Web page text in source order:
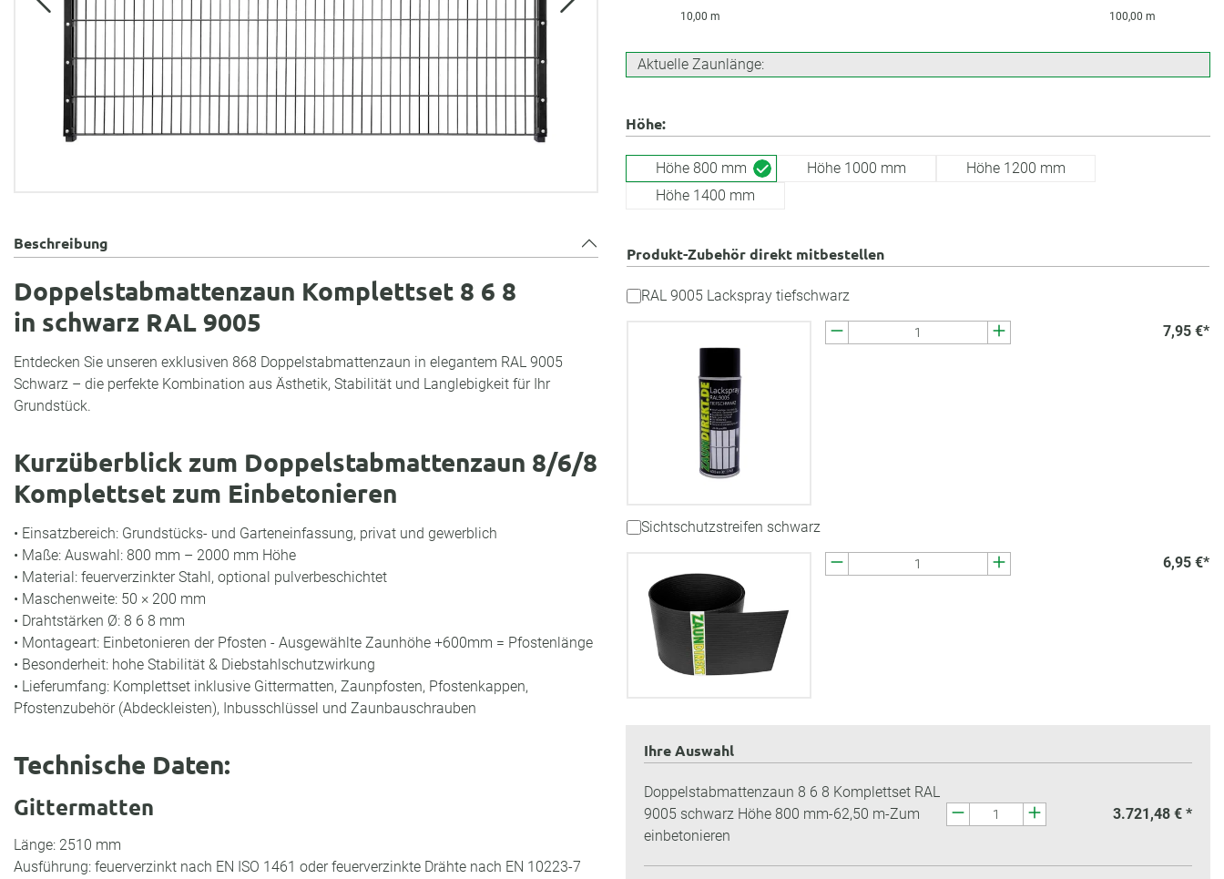
Beschreibung
Doppelstabmattenzaun Komplettset 8 6 8
in schwarz RAL 9005
Entdecken Sie unseren exklusiven 868 Doppelstabmattenzaun in elegantem RAL 9005
Schwarz – die perfekte Kombination aus Ästhetik, Stabilität und Langlebigkeit für Ihr
Grundstück.
Kurzüberblick zum Doppelstabmattenzaun 8/6/8
Komplettset zum Einbetonieren
• Einsatzbereich: Grundstücks- und Garteneinfassung, privat und gewerblich
• Maße: Auswahl: 800 mm – 2000 mm Höhe
• Material: feuerverzinkter Stahl, optional pulverbeschichtet
• Maschenweite: 50 × 200 mm
• Drahtstärken Ø: 8 6 8 mm
• Montageart: Einbetonieren der Pfosten - Ausgewählte Zaunhöhe +600mm = Pfostenlänge
• Besonderheit: hohe Stabilität & Diebstahlschutzwirkung
• Lieferumfang: Komplettset inklusive Gittermatten, Zaunpfosten, Pfostenkappen,
Pfostenzubehör (Abdeckleisten), Inbusschlüssel und Zaunbauschrauben
Technische Daten:
Gittermatten
Länge: 2510 mm
Ausführung: feuerverzinkt nach EN ISO 1461 oder feuerverzinkte Drähte nach EN 10223-7
Aktuelle Zaunlänge:
10,00 m 100,00 m
Höhe:
Höhe 800 mm Höhe 1000 mm
Höhe 1200 mm
Höhe 1400 mm
Produkt-Zubehör direkt mitbestellen
RAL 9005 Lackspray tiefschwarz
7,95 €*
Sichtschutzstreifen schwarz
6,95 €*
Ihre Auswahl
Doppelstabmattenzaun 8 6 8 Komplettset RAL
9005 schwarz Höhe 800 mm-62,50 m-Zum
einbetonieren
3.721,48 € *